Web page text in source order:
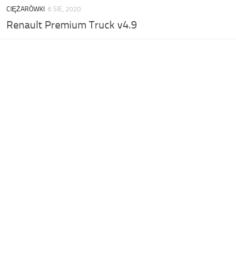
CIĘŻARÓWKI 6 SIE, 2020
Renault Premium Truck v4.9